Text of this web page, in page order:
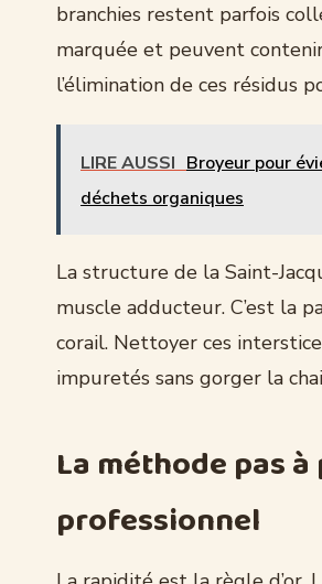
branchies restent parfois
marquée et peuvent
l’élimination de ces résidus
LIRE AUSSI Broyeur pour
déchets organiques
La structure de la Saint-
muscle adducteur. C’est la
corail. Nettoyer ces
impuretés sans gorger la
La méthode pas
professionnel